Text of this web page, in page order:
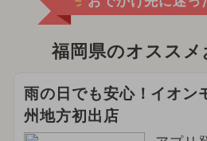
福岡県のオススメ
雨の日でも安心！イオン
州地方初出店